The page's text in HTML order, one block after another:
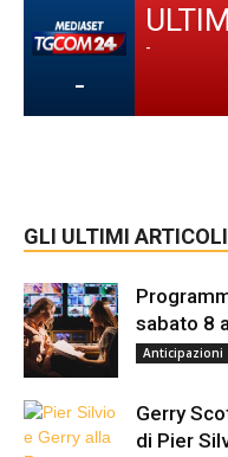
-
-
GLI ULTIMI ARTICOLI
sabato 8
Anticipazioni
Gerry
di Pier